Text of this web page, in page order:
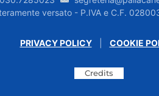
versato - P.IVA e C.F.
PRIVACY POLICY| COOKIE
Credits